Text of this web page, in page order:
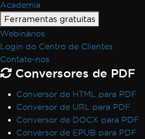
Academia
Ferramentas gratuitas
Webinários
Login do Centro de Clientes
Contate-nos
Conversores de PDF
Conversor de HTML para PDF
Conversor de URL para PDF
Conversor de DOCX para PDF
Conversor de EPUB para PDF